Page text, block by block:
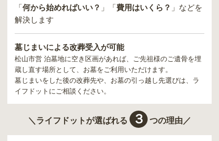
「 何から始めればいい？ 」「 費用はいくら？ 」などを
解決します
墓じまいによる改葬受入が可能
松山市営 泊墓地に空き区画があれば、ご先祖様のご遺骨を埋
蔵し直す場所として、お墓をご利用いただけます。
墓じまいをした後の改葬先や、お墓の引っ越し先選びは、ラ
イフドットにご相談ください。
＼ライフドットが選ばれる ３ つの理由／